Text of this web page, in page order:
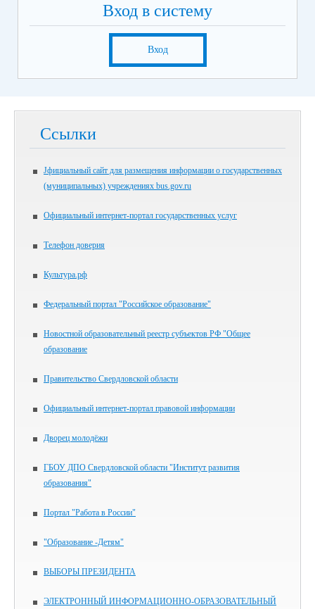
Вход в систему
Вход
Ссылки
Jфициальный сайт для размещения информации о государственных
(муниципальных) учреждениях bus.gov.ru
Официальный интернет-портал государственных услуг
Телефон доверия
Культура.рф
Федеральный портал "Российское образование"
Новостной образовательный реестр субъектов РФ "Общее
образование
Правительство Свердловской области
Официальный интернет-портал правовой информации
Дворец молодёжи
ГБОУ ДПО Свердловской области "Институт развития
образования"
Портал "Работа в России"
"Образование -Детям"
ВЫБОРЫ ПРЕЗИДЕНТА
ЭЛЕКТРОННЫЙ ИНФОРМАЦИОННО-ОБРАЗОВАТЕЛЬНЫЙ